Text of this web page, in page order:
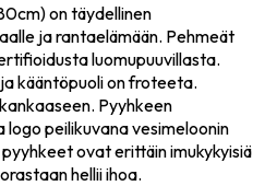
on täydellinen
ja rantaelämään. Pehmeät
luomupuuvillasta.
kääntöpuoli on froteeta.
Pyyhkeen
logo peilikuvana vesimeloonin
ovat erittäin imukykyisiä
hellii ihoa.